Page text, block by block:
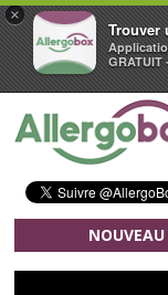
×
Trouver
GRATUIT
Aller au contenu principal